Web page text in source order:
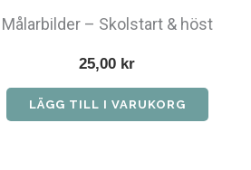
Målarbilder – Skolstart & höst
25,00 kr
LÄGG TILL I VARUKORG